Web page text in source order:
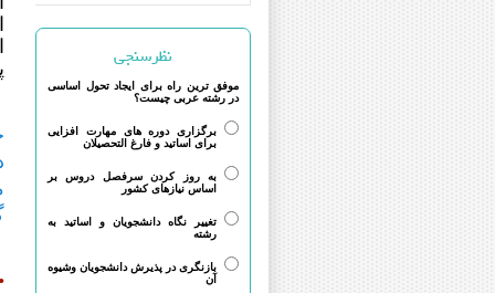
نظرسنجی
موفق ترین راه برای ایجاد تحول اساسی
در رشته عربی چیست؟
برگزاری دوره های مهارت افزایی
برای اساتید و فارغ التحصیلان
به روز کردن سرفصل دروس بر
اساس نیازهای کشور
تغییر نگاه دانشجویان و اساتید به
رشته
بازنگری در پذیرش دانشجویان وشیوه
آن
•